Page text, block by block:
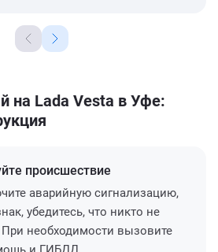
на Lada Vesta в Уфе:
происшествие
аварийную сигнализацию,
убедитесь, что никто не
При необходимости вызовите